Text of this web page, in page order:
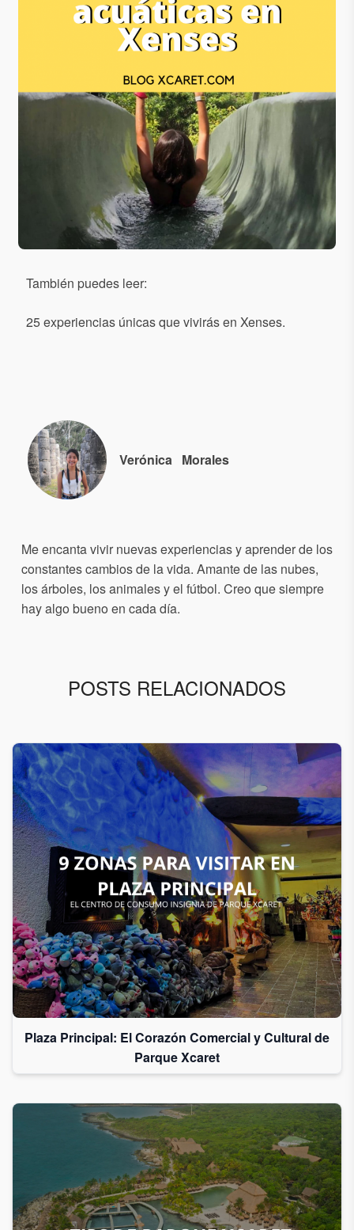
También puedes leer:
25 experiencias únicas que vivirás en Xenses.
Verónica Morales
Me encanta vivir nuevas experiencias y aprender de los
constantes cambios de la vida. Amante de las nubes,
los árboles, los animales y el fútbol. Creo que siempre
hay algo bueno en cada día.
POSTS RELACIONADOS
Plaza Principal: El Corazón Comercial y Cultural de
Parque Xcaret